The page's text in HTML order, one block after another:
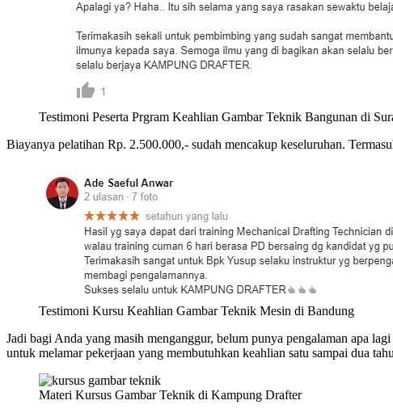
Testimoni Peserta Prgram Keahlian Gambar Teknik Bangunan di
Biayanya pelatihan Rp. 2.500.000,- sudah mencakup keseluruhan.
Testimoni Kursu Keahlian Gambar Teknik Mesin di Bandung
Jadi bagi Anda yang masih menganggur, belum punya pengalaman apa
untuk melamar pekerjaan yang membutuhkan keahlian satu sampai dua
Materi Kursus Gambar Teknik di Kampung Drafter